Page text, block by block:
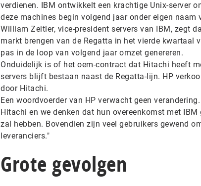
verdienen. IBM ontwikkelt een krachtige Unix-server
deze machines begin volgend jaar onder eigen naam
William Zeitler, vice-president servers van IBM, zegt
markt brengen van de Regatta in het vierde kwartaal
pas in de loop van volgend jaar omzet genereren.
Onduidelijk is of het oem-contract dat Hitachi heeft
servers blijft bestaan naast de Regatta-lijn. HP
door Hitachi.
Een woordvoerder van HP verwacht geen
Hitachi en we denken dat hun overeenkomst met
zal hebben. Bovendien zijn veel gebruikers gewend
leveranciers."
Grote gevolgen